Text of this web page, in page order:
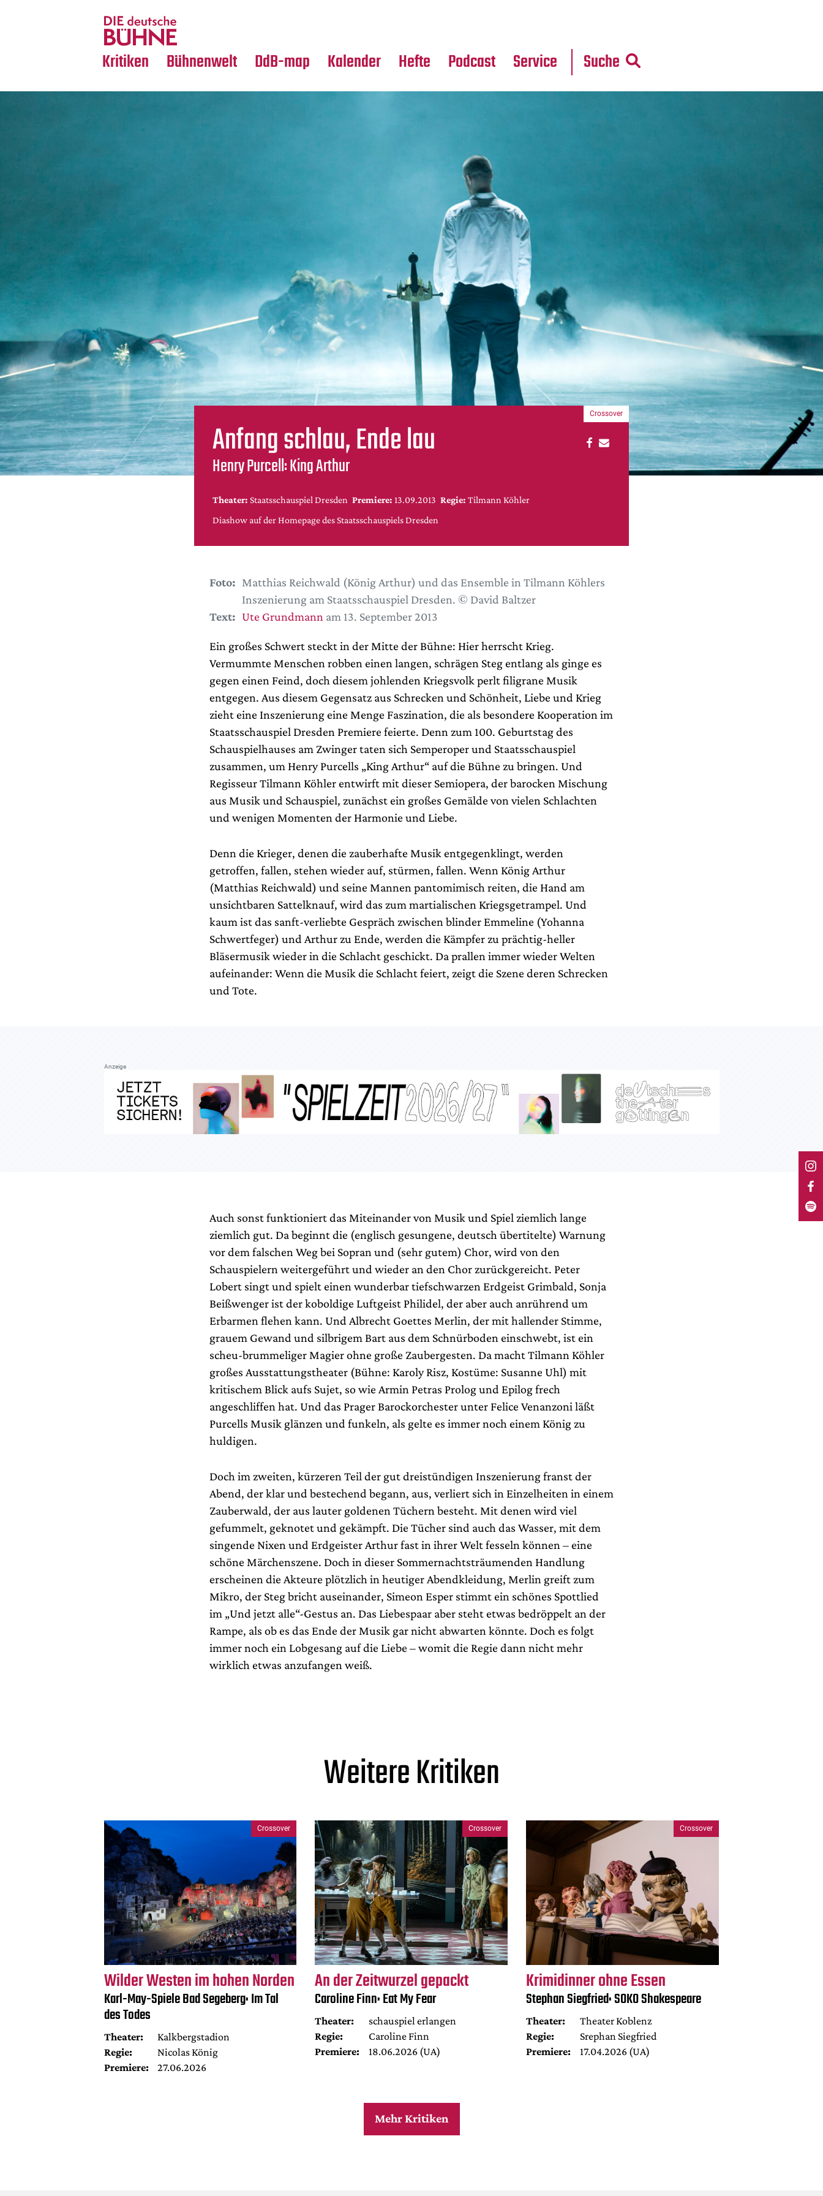
Kritiken
Crossover
Bühnenwelt
Medientipps
DdB-map Kalender Hefte Podcast Service Suche
Anfang schlau, Ende lau
Henry Purcell: King Arthur
Theater: Staatsschauspiel Dresden Premiere: 13.09.2013 Regie: Tilmann Köhler
Diashow auf der Homepage des Staatsschauspiels Dresden
Crossover
Foto: Matthias Reichwald (König Arthur) und das Ensemble in Tilmann Köhlers
Inszenierung am Staatsschauspiel Dresden. © David Baltzer
Text: Ute Grundmann am 13. September 2013
Ein großes Schwert steckt in der Mitte der Bühne: Hier herrscht Krieg.
Vermummte Menschen robben einen langen, schrägen Steg entlang als ginge es
gegen einen Feind, doch diesem johlenden Kriegsvolk perlt filigrane Musik
entgegen. Aus diesem Gegensatz aus Schrecken und Schönheit, Liebe und Krieg
zieht eine Inszenierung eine Menge Faszination, die als besondere Kooperation im
Staatsschauspiel Dresden Premiere feierte. Denn zum 100. Geburtstag des
Schauspielhauses am Zwinger taten sich Semperoper und Staatsschauspiel
zusammen, um Henry Purcells „King Arthur“ auf die Bühne zu bringen. Und
Regisseur Tilmann Köhler entwirft mit dieser Semiopera, der barocken Mischung
aus Musik und Schauspiel, zunächst ein großes Gemälde von vielen Schlachten
und wenigen Momenten der Harmonie und Liebe.
Denn die Krieger, denen die zauberhafte Musik entgegenklingt, werden
getroffen, fallen, stehen wieder auf, stürmen, fallen. Wenn König Arthur
(Matthias Reichwald) und seine Mannen pantomimisch reiten, die Hand am
unsichtbaren Sattelknauf, wird das zum martialischen Kriegsgetrampel. Und
kaum ist das sanft-verliebte Gespräch zwischen blinder Emmeline (Yohanna
Schwertfeger) und Arthur zu Ende, werden die Kämpfer zu prächtig-heller
Bläsermusik wieder in die Schlacht geschickt. Da prallen immer wieder Welten
aufeinander: Wenn die Musik die Schlacht feiert, zeigt die Szene deren Schrecken
und Tote.
Anzeige
Auch sonst funktioniert das Miteinander von Musik und Spiel ziemlich lange
ziemlich gut. Da beginnt die (englisch gesungene, deutsch übertitelte) Warnung
vor dem falschen Weg bei Sopran und (sehr gutem) Chor, wird von den
Schauspielern weitergeführt und wieder an den Chor zurückgereicht. Peter
Lobert singt und spielt einen wunderbar tiefschwarzen Erdgeist Grimbald, Sonja
Beißwenger ist der koboldige Luftgeist Philidel, der aber auch anrührend um
Erbarmen flehen kann. Und Albrecht Goettes Merlin, der mit hallender Stimme,
grauem Gewand und silbrigem Bart aus dem Schnürboden einschwebt, ist ein
scheu-brummeliger Magier ohne große Zaubergesten. Da macht Tilmann Köhler
großes Ausstattungstheater (Bühne: Karoly Risz, Kostüme: Susanne Uhl) mit
kritischem Blick aufs Sujet, so wie Armin Petras Prolog und Epilog frech
angeschliffen hat. Und das Prager Barockorchester unter Felice Venanzoni läßt
Purcells Musik glänzen und funkeln, als gelte es immer noch einem König zu
huldigen.
Doch im zweiten, kürzeren Teil der gut dreistündigen Inszenierung franst der
Abend, der klar und bestechend begann, aus, verliert sich in Einzelheiten in einem
Zauberwald, der aus lauter goldenen Tüchern besteht. Mit denen wird viel
gefummelt, geknotet und gekämpft. Die Tücher sind auch das Wasser, mit dem
singende Nixen und Erdgeister Arthur fast in ihrer Welt fesseln können – eine
schöne Märchenszene. Doch in dieser Sommernachtsträumenden Handlung
erscheinen die Akteure plötzlich in heutiger Abendkleidung, Merlin greift zum
Mikro, der Steg bricht auseinander, Simeon Esper stimmt ein schönes Spottlied
im „Und jetzt alle“-Gestus an. Das Liebespaar aber steht etwas bedröppelt an der
Rampe, als ob es das Ende der Musik gar nicht abwarten könnte. Doch es folgt
immer noch ein Lobgesang auf die Liebe – womit die Regie dann nicht mehr
wirklich etwas anzufangen weiß.
Weitere Kritiken
Crossover
Wilder Westen im hohen Norden
Karl-May-Spiele Bad Segeberg: Im Tal
des Todes
Theater:
Kalkbergstadion
Regie:
Nicolas König
Premiere:
27.06.2026
Crossover
An der Zeitwurzel gepackt
Caroline Finn: Eat My Fear
Theater:
schauspiel erlangen
Regie:
Caroline Finn
Premiere:
18.06.2026 (UA)
Crossover
Krimidinner ohne Essen
Stephan Siegfried: SOKO Shakespeare
Theater:
Theater Koblenz
Regie:
Srephan Siegfried
Premiere:
17.04.2026 (UA)
Mehr Kritiken